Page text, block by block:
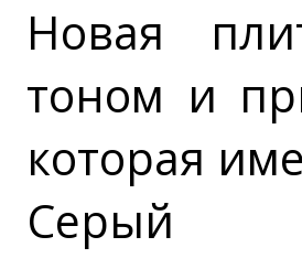
Новая
тоном и
которая
Серый